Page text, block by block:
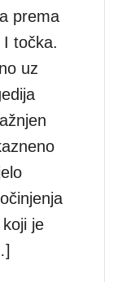
prema
točka.
uz
je